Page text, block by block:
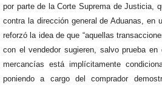
por parte de la Corte Suprema de Justicia,
contra la dirección general de Aduanas, en
reforzó la idea de que “aquellas
con el vendedor sugieren, salvo prueba
mercancías está implícitamente
poniendo a cargo del comprador